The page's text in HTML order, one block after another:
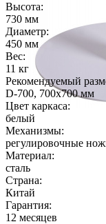
Высота:
730 мм
Диаметр:
450 мм
Вес:
11 кг
Рекомендуемый
D-700, 700х700 мм
Цвет каркаса:
белый
Механизмы:
регулировочные
Материал:
сталь
Страна:
Китай
Гарантия:
12 месяцев